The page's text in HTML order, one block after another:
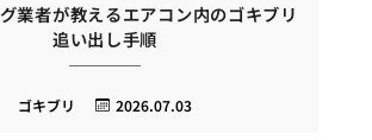
業者が教えるエアコン内のゴキブリ
追い出し手順
2026.07.03
ゴキブリ